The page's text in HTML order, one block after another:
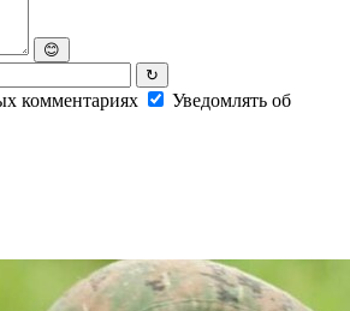
😊
↻
комментариях
Уведомлять об